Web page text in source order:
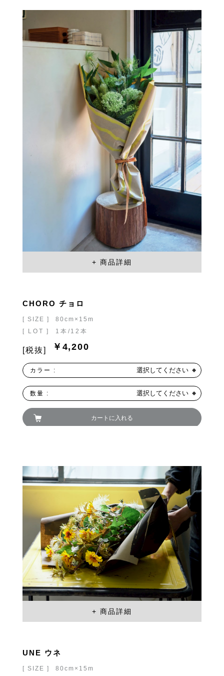
CHORO チョロ
[ SIZE ]
80cm×15m
[ LOT ]
1本/12本
￥4,200
[税抜]
カラー : 選択してください
数量 : 選択してください
カートに入れる
UNE ウネ
[ SIZE ]
80cm×15m